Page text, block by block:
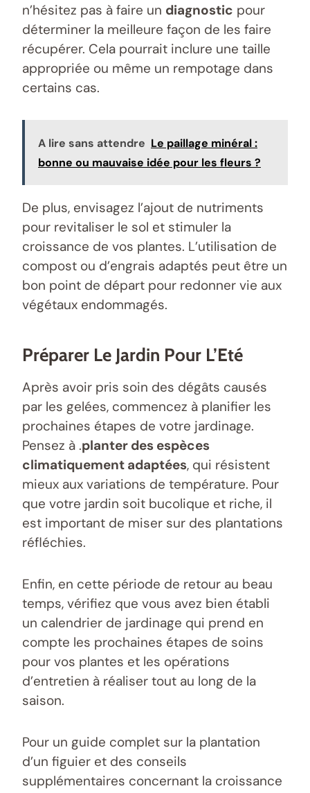
n’hésitez pas à faire un diagnostic pour
déterminer la meilleure façon de les faire
récupérer. Cela pourrait inclure une taille
appropriée ou même un rempotage dans
certains cas.
A lire sans attendre Le paillage minéral :
bonne ou mauvaise idée pour les fleurs ?
De plus, envisagez l’ajout de nutriments
pour revitaliser le sol et stimuler la
croissance de vos plantes. L’utilisation de
compost ou d’engrais adaptés peut être un
bon point de départ pour redonner vie aux
végétaux endommagés.
Préparer Le Jardin Pour L’Eté
Après avoir pris soin des dégâts causés
par les gelées, commencez à planifier les
prochaines étapes de votre jardinage.
Pensez à .planter des espèces
climatiquement adaptées, qui résistent
mieux aux variations de température. Pour
que votre jardin soit bucolique et riche, il
est important de miser sur des plantations
réfléchies.
Enfin, en cette période de retour au beau
temps, vérifiez que vous avez bien établi
un calendrier de jardinage qui prend en
compte les prochaines étapes de soins
pour vos plantes et les opérations
d’entretien à réaliser tout au long de la
saison.
Pour un guide complet sur la plantation
d’un figuier et des conseils
supplémentaires concernant la croissance